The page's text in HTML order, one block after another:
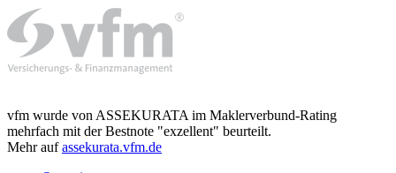
vfm wurde von ASSEKURATA im Maklerverbund-Rating
mehrfach mit der Bestnote "exzellent" beurteilt.
Mehr aufassekurata.vfm.de